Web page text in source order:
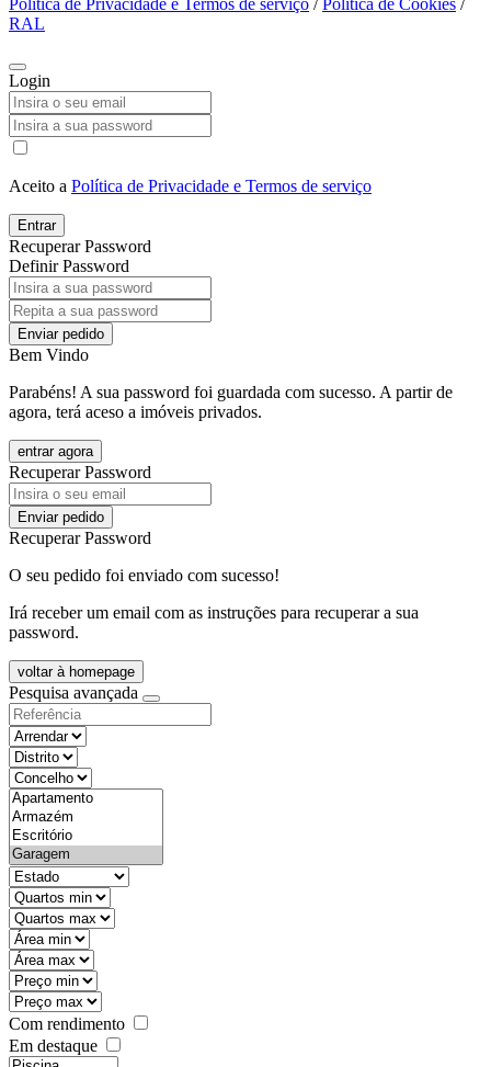
Política de Privacidade e Termos de serviço /Política de Cookies /
RAL
Login
Aceito a Política de Privacidade e Termos de serviço
Entrar
Recuperar Password
Definir Password
Enviar pedido
Bem Vindo
Parabéns! A sua password foi guardada com sucesso. A partir de
agora, terá aceso a imóveis privados.
entrar agora
Recuperar Password
Enviar pedido
Recuperar Password
O seu pedido foi enviado com sucesso!
Irá receber um email com as instruções para recuperar a sua
password.
voltar à homepage
Pesquisa avançada
objective
districtId
countyId
types
state
mintypo
maxtypo
minarea
maxarea
minprice
maxprice
Com rendimento
Em destaque